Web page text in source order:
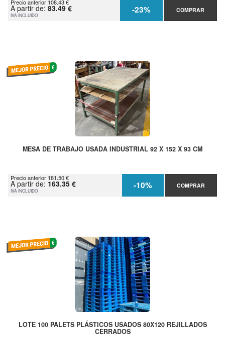
Precio anterior 108.43 €
A partir de: 83.49 €
IVA INCLUIDO -23% COMPRAR
MESA DE TRABAJO USADA INDUSTRIAL 92 X 152 X 93 CM
Precio anterior 181.50 €
A partir de: 163.35 €
IVA INCLUIDO -10% COMPRAR
LOTE 100 PALETS PLÁSTICOS USADOS 80X120 REJILLADOS
CERRADOS